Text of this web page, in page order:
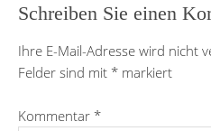
Schreiben Sie einen
Ihre E-Mail-Adresse wird nicht
Felder sind mit * markiert
Kommentar *